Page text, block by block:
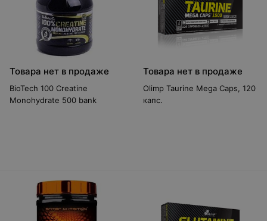
Товара нет в продаже
BioTech 100 Creatine
Monohydrate 500 bank
Товара нет в продаже
Olimp Taurine Mega Caps, 120
капс.